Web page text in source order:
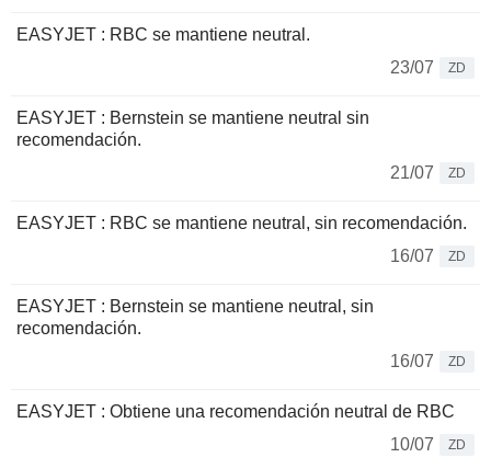
EASYJET : RBC se mantiene neutral.
23/07
ZD
EASYJET : Bernstein se mantiene neutral sin
recomendación.
21/07
ZD
EASYJET : RBC se mantiene neutral, sin recomendación.
16/07
ZD
EASYJET : Bernstein se mantiene neutral, sin
recomendación.
16/07
ZD
EASYJET : Obtiene una recomendación neutral de RBC
10/07
ZD